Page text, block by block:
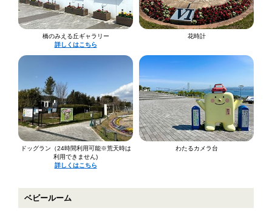
橋のみえる丘ギャラリー
詳しくはこちら
花時計
ドッグラン（24時間利用可能※荒天時は
利用できません)
詳しくはこちら
わたるカメラ台
ベビールーム